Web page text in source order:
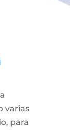
varias
para